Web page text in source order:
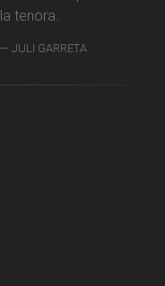
la tenora.
JULI GARRETA